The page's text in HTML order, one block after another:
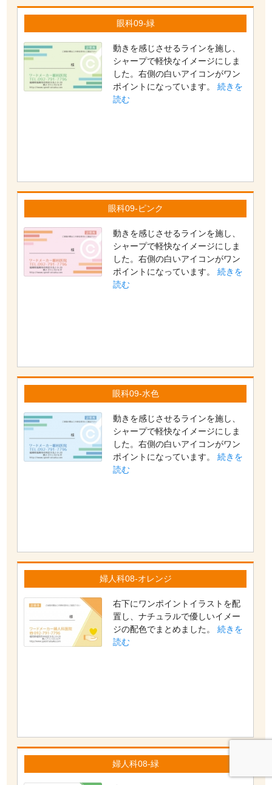
眼科09-緑
動きを感じさせるラインを施し、
シャープで軽快なイメージにしま
した。右側の白いアイコンがワン
ポイントになっています。続きを
読む
眼科09-ピンク
動きを感じさせるラインを施し、
シャープで軽快なイメージにしま
した。右側の白いアイコンがワン
ポイントになっています。続きを
読む
眼科09-水色
動きを感じさせるラインを施し、
シャープで軽快なイメージにしま
した。右側の白いアイコンがワン
ポイントになっています。続きを
読む
婦人科08-オレンジ
右下にワンポイントイラストを配
置し、ナチュラルで優しいイメー
ジの配色でまとめました。続きを
読む
婦人科08-緑